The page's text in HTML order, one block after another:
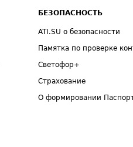
БЕЗОПАСНОСТЬ
ATI.SU о безопасности
Памятка по проверке
Светофор+
Страхование
О формировании